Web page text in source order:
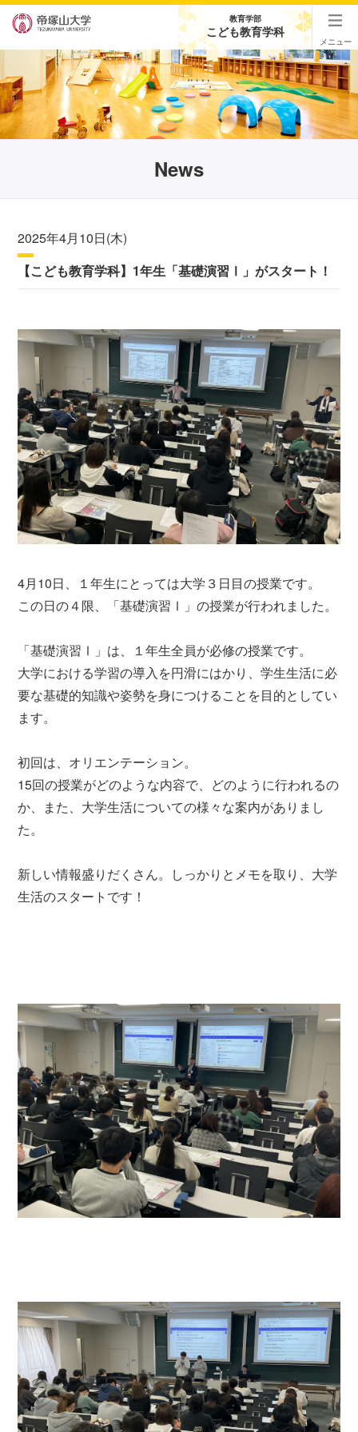
教育学部
こども教育学科
メニュー
News
2025年4月10日(木)
【こども教育学科】1年生「基礎演習Ⅰ」がスタート！
4月10日、１年生にとっては大学３日目の授業です。
この日の４限、「基礎演習Ⅰ」の授業が行われました。
「基礎演習Ⅰ」は、１年生全員が必修の授業です。
大学における学習の導入を円滑にはかり、学生生活に必
要な基礎的知識や姿勢を身につけることを目的としてい
ます。
初回は、オリエンテーション。
15回の授業がどのような内容で、どのように行われるの
か、また、大学生活についての様々な案内がありまし
た。
新しい情報盛りだくさん。しっかりとメモを取り、大学
生活のスタートです！